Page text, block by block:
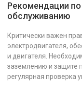
Рекомендации
обслуживанию
Критически важен
электродвигателя,
и двигателя.
заземлению и защите
регулярная проверка